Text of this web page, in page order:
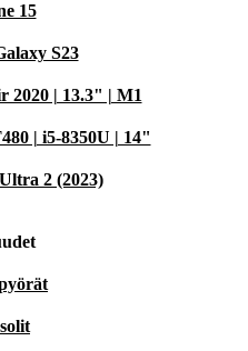
15
S23
2020 | 13.3" | M1
| i5-8350U | 14"
2 (2023)